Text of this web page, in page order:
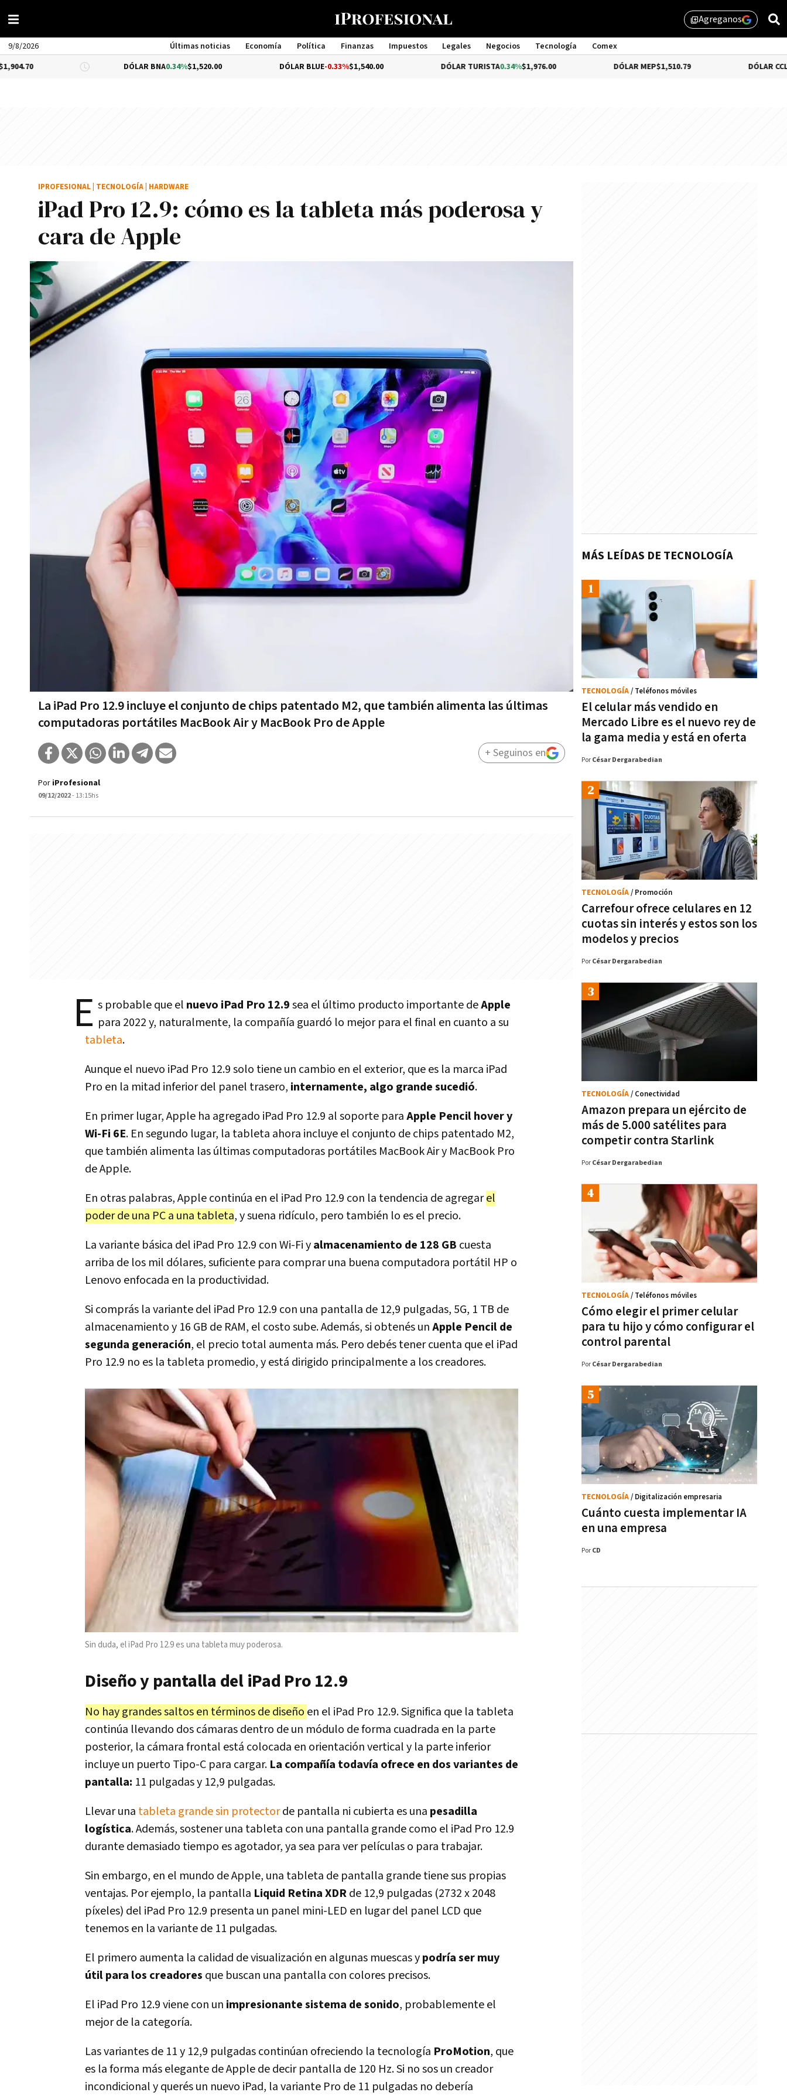
library_addAgreganos
9/8/2026 Últimas noticias Economía Política Finanzas Impuestos Legales Negocios Tecnología
Comex
Management
DÓLAR BNA
0.34%$1,520.00 -0.33%$1,540.00 DÓLAR TURISTA0.34%$1,976.00 $1,510.79 $1,559.41
iPad Pro 12.9: cómo es la tableta más poderosa y
cara de Apple
La iPad Pro 12.9 incluye el conjunto de chips patentado M2, que también alimenta las últimas
computadoras portátiles MacBook Air y MacBook Pro de Apple
IPROFESIONAL TECNOLOGÍA HARDWARE
Por iProfesional
09/12/2022- 13:15hs
+ Seguinos en
E s probable que el nuevo iPad Pro 12.9sea el último producto importante deApple
para 2022 y, naturalmente, la compañía guardó lo mejor para el final en cuanto a su
tableta.
Aunque el nuevo iPad Pro 12.9 solo tiene un cambio en el exterior, que es la marca iPad
Pro en la mitad inferior del panel trasero, internamente, algo grande sucedió.
En primer lugar, Apple ha agregado iPad Pro 12.9 al soporte paraApple Pencil hover y
Wi-Fi 6E. En segundo lugar, la tableta ahora incluye el conjunto de chips patentado M2,
que también alimenta las últimas computadoras portátiles MacBook Air y MacBook Pro
de Apple.
En otras palabras, Apple continúa en el iPad Pro 12.9 con la tendencia de agregarel
poder de una PC a una tableta, y suena ridículo, pero también lo es el precio.
La variante básica del iPad Pro 12.9 con Wi-Fi yalmacenamiento de 128 GB cuesta
arriba de los mil dólares, suficiente para comprar una buena computadora portátil HP o
Lenovo enfocada en la productividad.
Si comprás la variante del iPad Pro 12.9 con una pantalla de 12,9 pulgadas, 5G, 1 TB de
almacenamiento y 16 GB de RAM, el costo sube. Además, si obtenés unApple Pencil de
segunda generación, el precio total aumenta más. Pero debés tener cuenta que el iPad
Pro 12.9 no es la tableta promedio, y está dirigido principalmente a los creadores.
Sin duda, el iPad Pro 12.9 es una tableta muy poderosa.
Diseño y pantalla del iPad Pro 12.9
No hay grandes saltos en términos de diseño en el iPad Pro 12.9. Significa que la tableta
continúa llevando dos cámaras dentro de un módulo de forma cuadrada en la parte
posterior, la cámara frontal está colocada en orientación vertical y la parte inferior
incluye un puerto Tipo-C para cargar. La compañía todavía ofrece en dos variantes de
pantalla: 11 pulgadas y 12,9 pulgadas.
Llevar una tableta grande sin protectorde pantalla ni cubierta es una pesadilla
logística. Además, sostener una tableta con una pantalla grande como el iPad Pro 12.9
durante demasiado tiempo es agotador, ya sea para ver películas o para trabajar.
Sin embargo, en el mundo de Apple, una tableta de pantalla grande tiene sus propias
ventajas. Por ejemplo, la pantalla Liquid Retina XDRde 12,9 pulgadas (2732 x 2048
píxeles) del iPad Pro 12.9 presenta un panel mini-LED en lugar del panel LCD que
tenemos en la variante de 11 pulgadas.
El primero aumenta la calidad de visualización en algunas muescas ypodría ser muy
útil para los creadores que buscan una pantalla con colores precisos.
El iPad Pro 12.9 viene con un impresionante sistema de sonido, probablemente el
mejor de la categoría.
Las variantes de 11 y 12,9 pulgadas continúan ofreciendo la tecnología ProMotion, que
es la forma más elegante de Apple de decir pantalla de 120 Hz. Si no sos un creador
incondicional y querés un nuevo iPad, la variante Pro de 11 pulgadas no debería
MÁS LEÍDAS DE TECNOLOGÍA
El celular más vendido en
Mercado Libre es el nuevo rey de
la gama media y está en oferta
TECNOLOGÍA/ Teléfonos móviles
Por César Dergarabedian
Carrefour ofrece celulares en 12
cuotas sin interés y estos son los
modelos y precios
TECNOLOGÍA/ Promoción
Por César Dergarabedian
Amazon prepara un ejército de
más de 5.000 satélites para
competir contra Starlink
TECNOLOGÍA/ Conectividad
Por César Dergarabedian
Cómo elegir el primer celular
para tu hijo y cómo configurar el
control parental
TECNOLOGÍA/ Teléfonos móviles
Por César Dergarabedian
Cuánto cuesta implementar IA
en una empresa
TECNOLOGÍA/ Digitalización empresaria
Por CD